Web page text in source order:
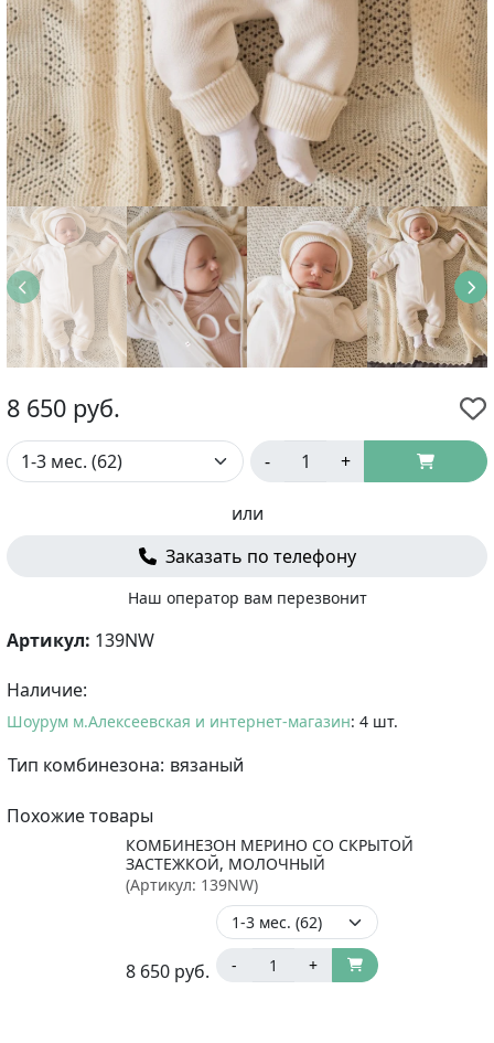
8 650 руб.
- +
или
Заказать по телефону
Наш оператор вам перезвонит
Артикул: 139NW
Наличие:
Шоурум м.Алексеевская и интернет-магазин: 4 шт.
Тип комбинезона: вязаный
Похожие товары
КОМБИНЕЗОН МЕРИНО СО СКРЫТОЙ
ЗАСТЕЖКОЙ, МОЛОЧНЫЙ
(Артикул: 139NW)
8 650 руб. - +